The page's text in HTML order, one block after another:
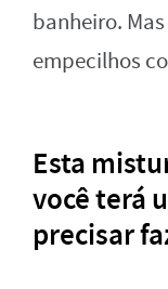
banheiro.
empecilhos
Esta
você terá
precisar